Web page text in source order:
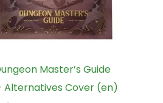
Master’s Guide
Alternatives Cover (en)